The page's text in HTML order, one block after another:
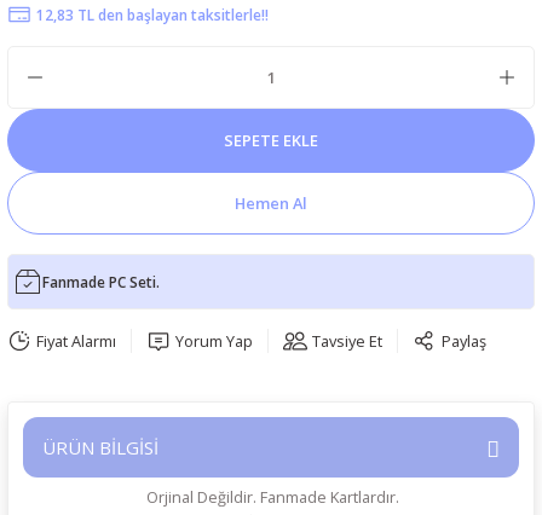
12,83 TL den başlayan taksitlerle!!
SEPETE EKLE
Hemen Al
Fanmade PC Seti.
Fiyat Alarmı Yorum Yap Tavsiye Et Paylaş
ÜRÜN BİLGİSİ
Orjinal Değildir. Fanmade Kartlardır.